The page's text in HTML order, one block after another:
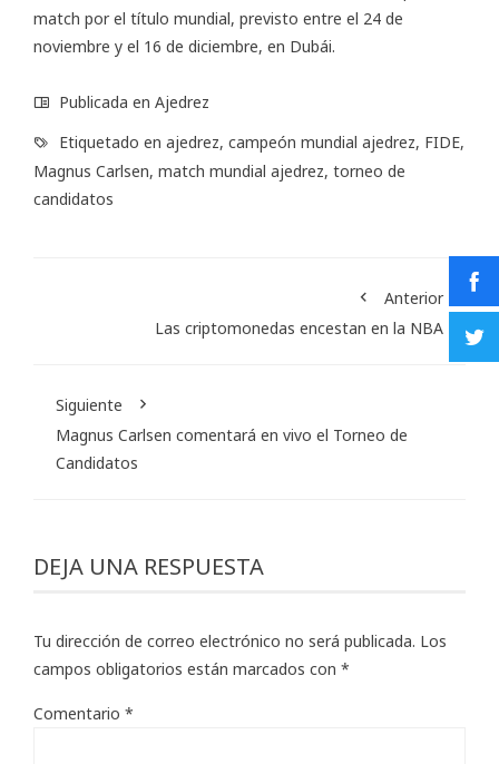
match por el título mundial, previsto entre el 24 de
noviembre y el 16 de diciembre, en Dubái.
Publicada en Ajedrez
Etiquetado en ajedrez, campeón mundial ajedrez, FIDE,
Magnus Carlsen, match mundial ajedrez, torneo de
candidatos
Anterior
Las criptomonedas encestan en la NBA
Siguiente
Magnus Carlsen comentará en vivo el Torneo de
Candidatos
DEJA UNA RESPUESTA
Tu dirección de correo electrónico no será publicada. Los
campos obligatorios están marcados con *
Comentario *